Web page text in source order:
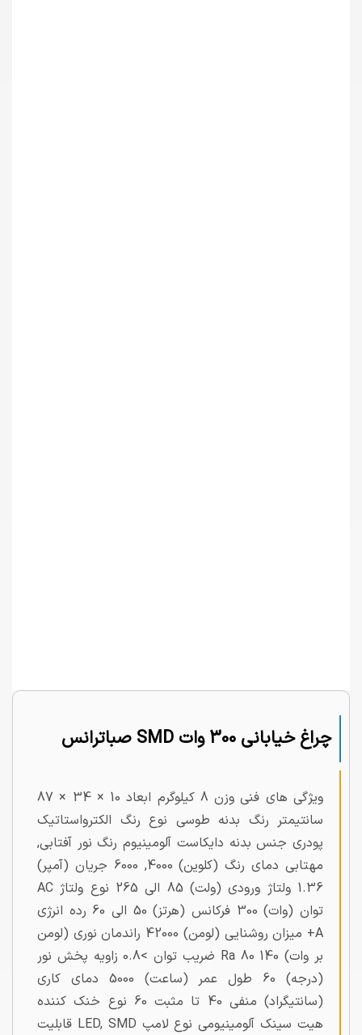
چراغ خیابانی 300 وات SMD صباترانس
ویژگی های فنی وزن 8 کیلوگرم ابعاد 10 × 34 × 87
سانتیمتر رنگ بدنه طوسی نوع رنگ الکترواستاتیک
پودری جنس بدنه دایکاست آلومینیوم رنگ نور آفتابی,
مهتابی دمای رنگ (کلوین) 4000, 6000 جریان (آمپر)
1.36 ولتاژ ورودی (ولت) 85 الی 265 نوع ولتاژ AC
توان (وات) 300 فرکانس (هرتز) 50 الی 60 رده انرژی
A+ میزان روشنایی (لومن) 42000 راندمان نوری (لومن
بر وات) 140 Ra 80 ضریب توان >0.8 زاویه پخش نور
(درجه) 60 طول عمر (ساعت) 5000 دمای کاری
(سانتیگراد) منفی 40 تا مثبت 60 نوع خنک کننده
هیت سینک آلومینیومی نوع لامپ LED, SMD قابلیت